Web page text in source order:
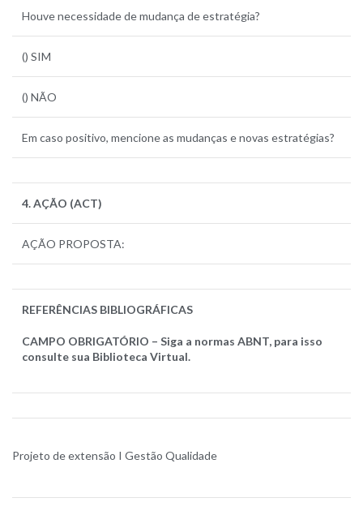
Houve necessidade de mudança de estratégia?
() SIM
() NÃO
Em caso positivo, mencione as mudanças e novas estratégias?
4. AÇÃO (ACT)
AÇÃO PROPOSTA:
REFERÊNCIAS BIBLIOGRÁFICAS
CAMPO OBRIGATÓRIO – Siga a normas ABNT, para isso
consulte sua Biblioteca Virtual.
Projeto de extensão I Gestão Qualidade